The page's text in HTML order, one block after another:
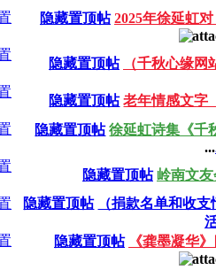
隐藏置顶帖 2025年徐延虹
隐藏置顶帖 （千秋心缘网
隐藏置顶帖 老年情感文字
隐藏置顶帖 徐延虹诗集《千
...
隐藏置顶帖 岭南文
隐藏置顶帖
（捐款名单和收
隐藏置顶帖
《龚墨凝华